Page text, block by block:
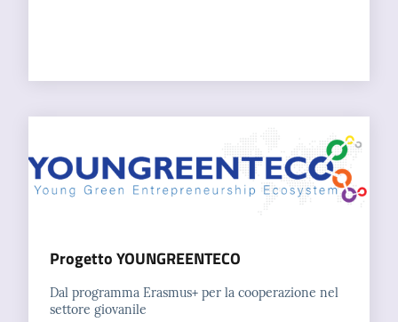
Progetto YOUNGREENTECO
Dal programma Erasmus+ per la cooperazione nel
settore giovanile